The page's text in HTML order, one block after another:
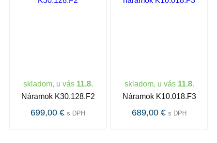
skladom, u vás 11.8.
Náramok K30.128.F2
699,00 € s DPH
skladom, u vás 11.8.
Náramok K10.018.F3
689,00 € s DPH